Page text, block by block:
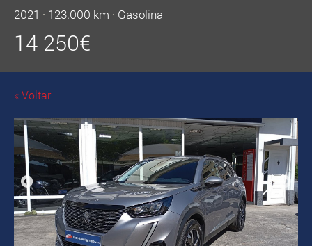
2021 · 123.000 km · Gasolina
14 250€
« Voltar